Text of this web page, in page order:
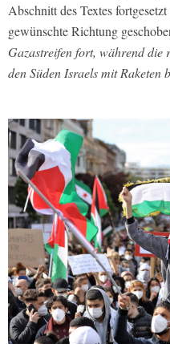
Abschnitt des Textes
gewünschte Richtung
Gazastreifen fort, während
den Süden Israels mit Raketen